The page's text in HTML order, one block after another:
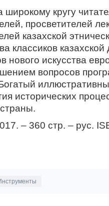
широкому кругу
просветителей
казахской
классиков
нового искусства
вопросов
исторических
– 360 стр. – рус.